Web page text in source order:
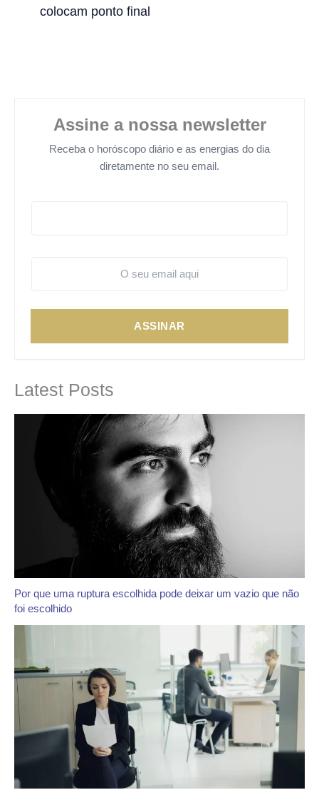
colocam ponto final
Assine a nossa newsletter
Receba o horóscopo diário e as energias do dia
diretamente no seu email.
ASSINAR
Latest Posts
Por que uma ruptura escolhida pode deixar um vazio que não
foi escolhido